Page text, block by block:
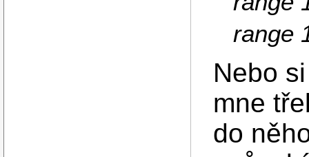
range
Nebo
mne
do